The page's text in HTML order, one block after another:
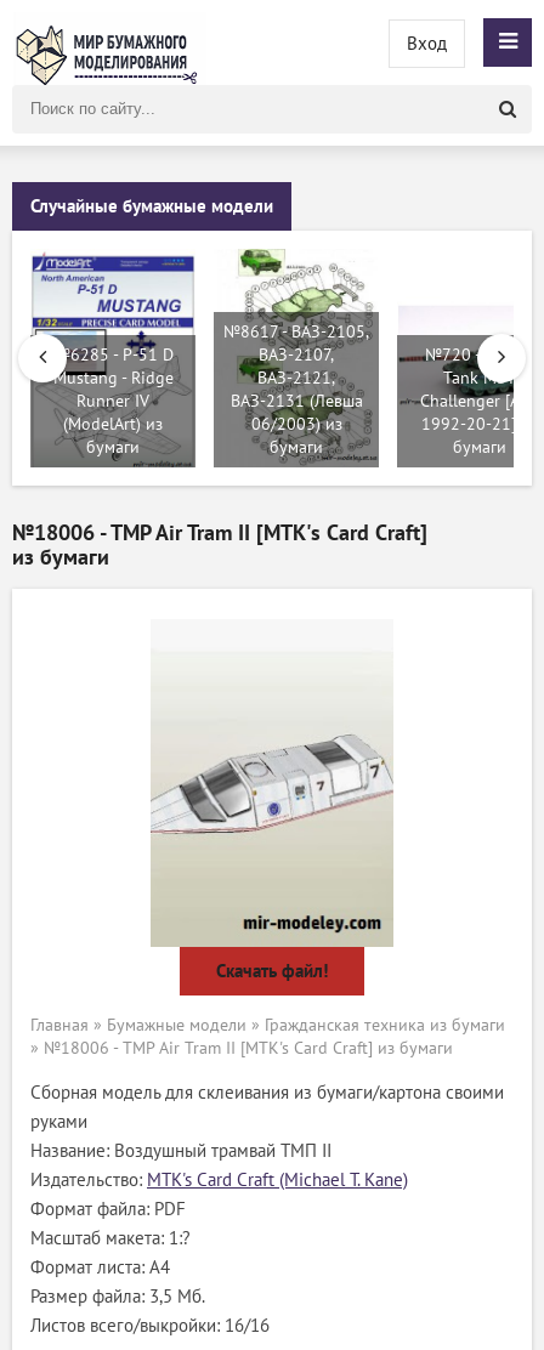
сайту
Вход
Случайные бумажные модели
№6285 - P-51 D
Mustang - Ridge
Runner IV
(ModelArt) из
бумаги
№8617 - ВАЗ-2105,
ВАЗ-2107,
ВАЗ-2121,
ВАЗ-2131 (Левша
06/2003) из
бумаги
№720 - Britsky
Tank MBT
Challenger [ABC
1992-20-21] из
бумаги
№18006 - TMP Air Tram II [MTK's Card Craft]
из бумаги
Скачать файл!
Главная » Бумажные модели » Гражданская техника из бумаги
» №18006 - TMP Air Tram II [MTK's Card Craft] из бумаги
Сборная модель для склеивания из бумаги/картона своими
руками
Название: Воздушный трамвай ТМП II
Издательство: MTK's Card Craft (Michael T. Kane)
Формат файла: PDF
Масштаб макета: 1:?
Формат листа: А4
Размер файла: 3,5 Мб.
Листов всего/выкройки: 16/16